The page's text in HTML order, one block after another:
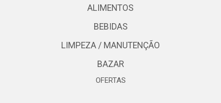
ALIMENTOS
BEBIDAS
LIMPEZA / MANUTENÇÃO
BAZAR
OFERTAS